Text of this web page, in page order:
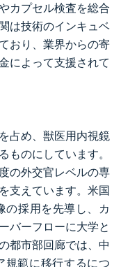
カプセル検査を総合
は技術のインキュベ
おり、業界からの寄
によって支援されて
占め、獣医用内視鏡
ものにしています。
の外交官レベルの専
支えています。米国
の採用を先導し、カ
バーフローに大学と
都市部回廊では、中
規範に移行するにつ